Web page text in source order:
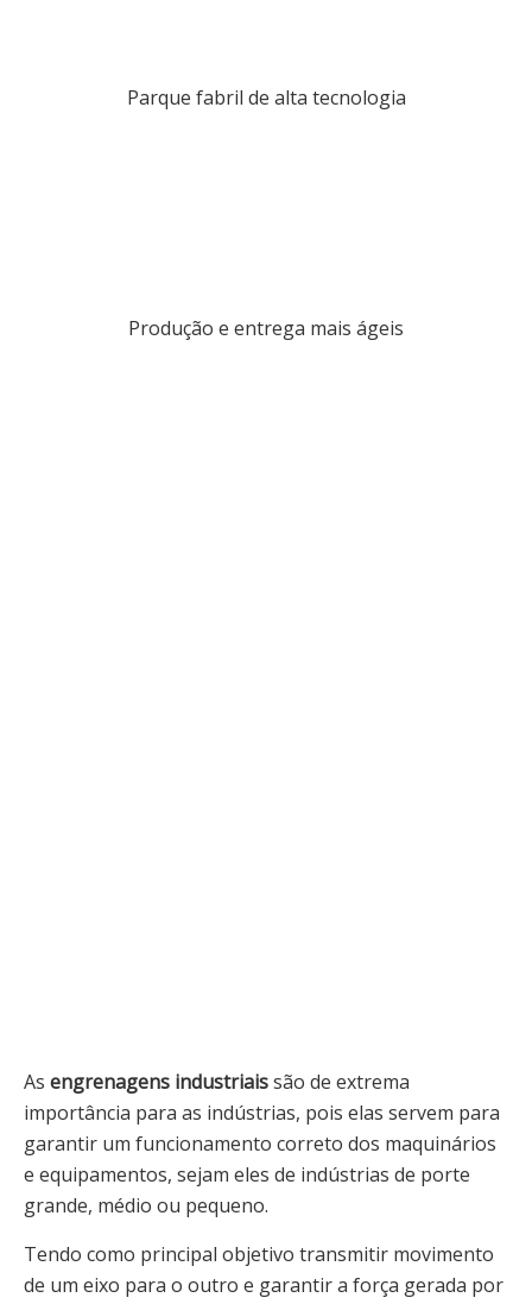
Parque fabril de alta tecnologia
Produção e entrega mais ágeis
As engrenagens industriaissão de extrema
importância para as indústrias, pois elas servem para
garantir um funcionamento correto dos maquinários
e equipamentos, sejam eles de indústrias de porte
grande, médio ou pequeno.
Tendo como principal objetivo transmitir movimento
de um eixo para o outro e garantir a força gerada por